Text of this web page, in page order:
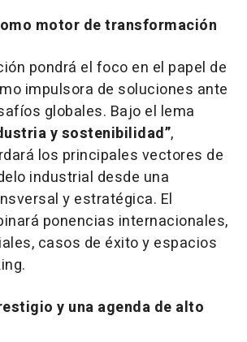
motor de transformación
pondrá el foco en el papel de
impulsora de soluciones ante
globales. Bajo el lema
y sostenibilidad”,
los principales vectores de
industrial desde una
y estratégica. El
ponencias internacionales,
casos de éxito y espacios
y una agenda de alto